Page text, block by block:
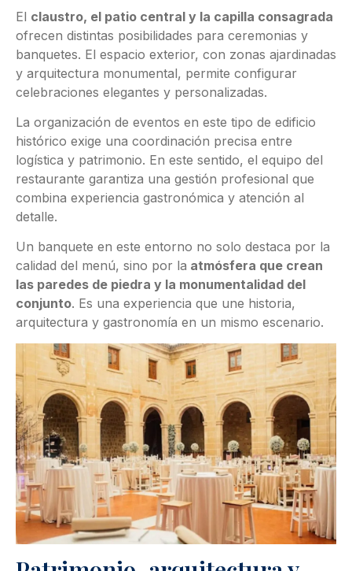
El claustro, el patio central y la capilla consagrada
ofrecen distintas posibilidades para ceremonias y
banquetes. El espacio exterior, con zonas ajardinadas
y arquitectura monumental, permite configurar
celebraciones elegantes y personalizadas.
La organización de eventos en este tipo de edificio
histórico exige una coordinación precisa entre
logística y patrimonio. En este sentido, el equipo del
restaurante garantiza una gestión profesional que
combina experiencia gastronómica y atención al
detalle.
Un banquete en este entorno no solo destaca por la
calidad del menú, sino por la atmósfera que crean
las paredes de piedra y la monumentalidad del
conjunto. Es una experiencia que une historia,
arquitectura y gastronomía en un mismo escenario.